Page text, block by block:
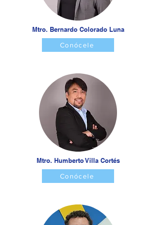
Mtro. Bernardo Colorado Luna
Conócele
Mtro. Humberto Villa Cortés
Conócele